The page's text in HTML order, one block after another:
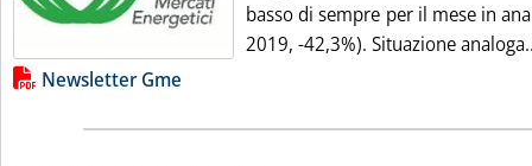
basso di sempre per il mese in
2019, -42,3%). Situazione
Lista allegati PDF alla notizia
Newsletter Gme